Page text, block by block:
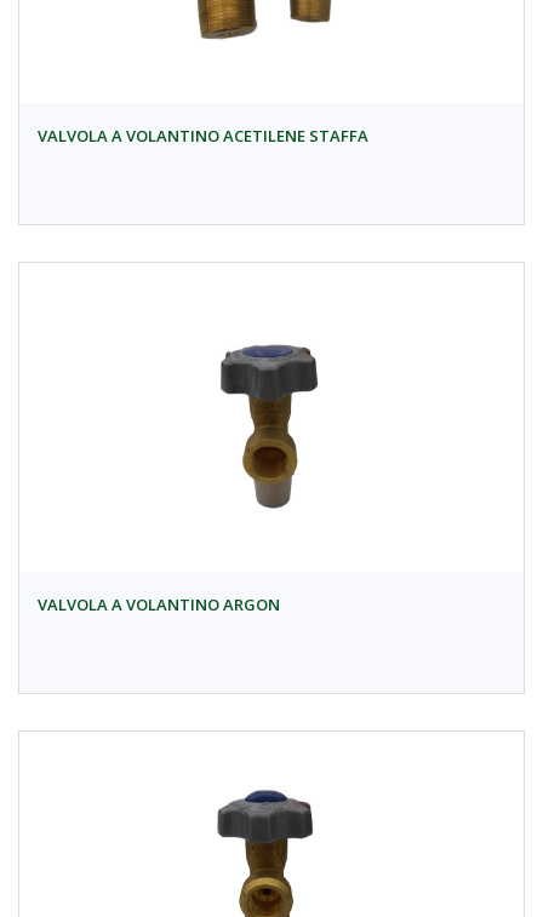
VALVOLA A VOLANTINO ACETILENE STAFFA
VALVOLA A VOLANTINO ARGON